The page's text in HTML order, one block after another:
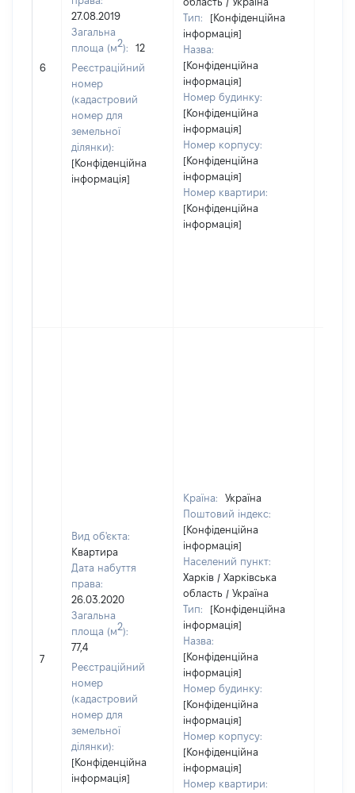
6
27.08.2019
Загальна
площа (м2):
12
Реєстраційний
номер
(кадастровий
номер для
земельної
ділянки):
[Конфіденційна
інформація]
Тип:
[Конфіденційна
інформація]
Назва:
[Конфіденційна
інформація]
Номер будинку:
[Конфіденційна
інформація]
Номер корпусу:
[Конфіденційна
інформація]
Номер квартири:
[Конфіденційна
інформація]
7
Вид об'єкта:
Квартира
Дата набуття
права:
26.03.2020
Загальна
площа (м2):
77,4
Реєстраційний
номер
(кадастровий
номер для
земельної
ділянки):
[Конфіденційна
інформація]
Країна:
Україна
Поштовий індекс:
[Конфіденційна
інформація]
Населений пункт:
Харків / Харківська
область / Україна
Тип:
[Конфіденційна
інформація]
Назва:
[Конфіденційна
інформація]
Номер будинку:
[Конфіденційна
інформація]
Номер корпусу:
[Конфіденційна
інформація]
Номер квартири: